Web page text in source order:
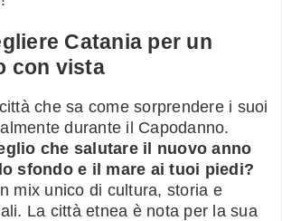
Catania per un
con vista
che sa come sorprendere i suoi
durante il Capodanno.
che salutare il nuovo anno
sfondo e il mare ai tuoi piedi?
mix unico di cultura, storia e
La città etnea è nota per la sua